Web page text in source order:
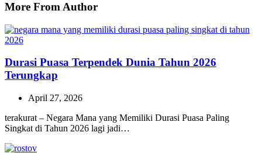
More From Author
Durasi Puasa Terpendek Dunia Tahun 2026
Terungkap
April 27, 2026
terakurat – Negara Mana yang Memiliki Durasi Puasa Paling
Singkat di Tahun 2026 lagi jadi…